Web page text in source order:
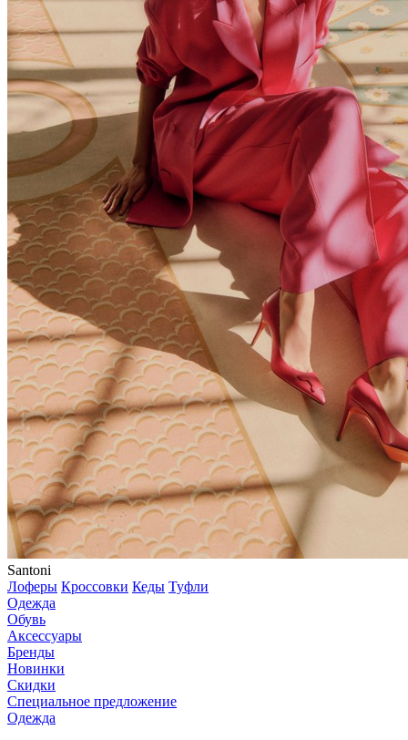
Santoni
Лоферы Кроссовки Кеды Туфли
Одежда
Обувь
Аксессуары
Бренды
Новинки
Скидки
Специальное предложение
Одежда